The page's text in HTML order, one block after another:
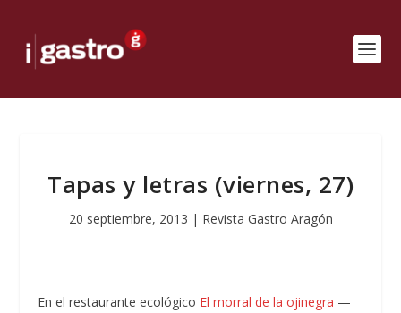
Tapas y letras (viernes, 27)
20 septiembre, 2013 | Revista Gastro Aragón
En el restaurante ecológico El morral de la ojinegra —